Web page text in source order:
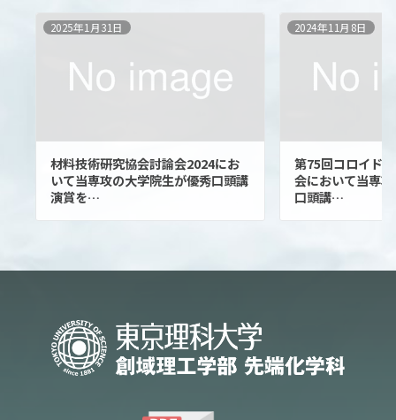
2025年1月31日
材料技術研究協会討論会2024にお
いて当専攻の大学院生が優秀口頭講
演賞を…
2024年11月8日
第75回コロイド
会において当専
口頭講…